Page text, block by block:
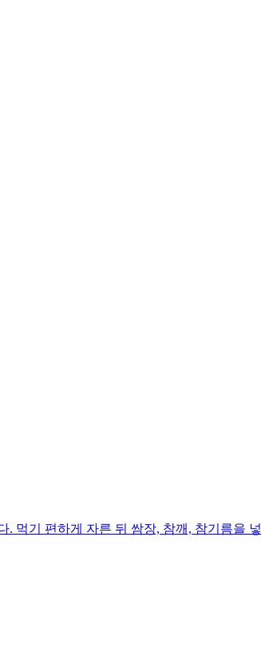
먹기 편하게 자른 뒤 쌈장, 참깨, 참기름을